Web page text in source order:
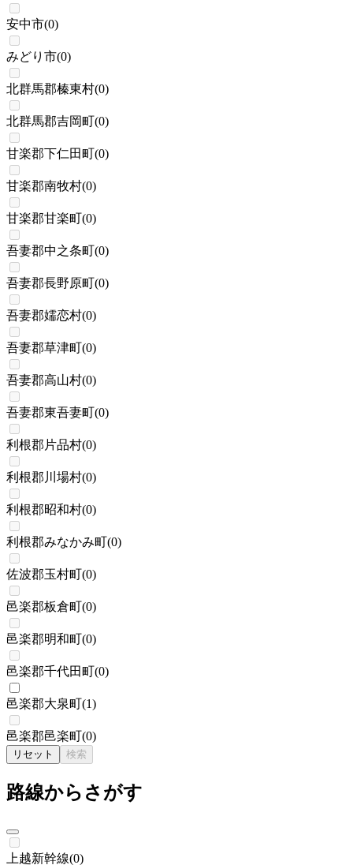
安中市(0)
みどり市(0)
北群馬郡榛東村(0)
北群馬郡吉岡町(0)
甘楽郡下仁田町(0)
甘楽郡南牧村(0)
甘楽郡甘楽町(0)
吾妻郡中之条町(0)
吾妻郡長野原町(0)
吾妻郡嬬恋村(0)
吾妻郡草津町(0)
吾妻郡高山村(0)
吾妻郡東吾妻町(0)
利根郡片品村(0)
利根郡川場村(0)
利根郡昭和村(0)
利根郡みなかみ町(0)
佐波郡玉村町(0)
邑楽郡板倉町(0)
邑楽郡明和町(0)
邑楽郡千代田町(0)
邑楽郡大泉町(1)
邑楽郡邑楽町(0)
リセット 検索
路線からさがす
上越新幹線(0)